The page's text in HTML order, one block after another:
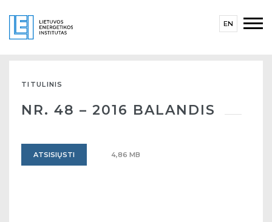
EN
TITULINIS
NR. 48 – 2016 BALANDIS
ATSISIŲSTI 4,86 MB